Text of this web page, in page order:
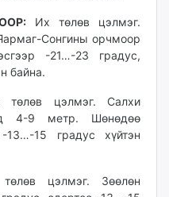
Их төлөв цэлмэг.
Сонгины орчмоор
-21…-23 градус,
байна.
цэлмэг. Салхи
4-9 метр. Шөнөдөө
15 градус хүйтэн
цэлмэг. Зөөлөн